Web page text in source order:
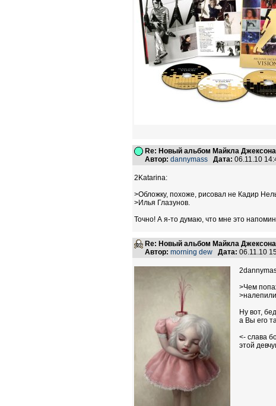
Re: Новый альбом Майкла
Автор: dannymass Дата: 06.11.10
2Katarina:
>Обложку, похоже, рисовал не Кадир
>Илья Глазунов.
Точно! А я-то думаю, что мне это
Re: Новый альбом Майкла
Автор: morning dew Дата: 06.11.10
>Чем
Ну вот,
а Вы его
<- слава
этой